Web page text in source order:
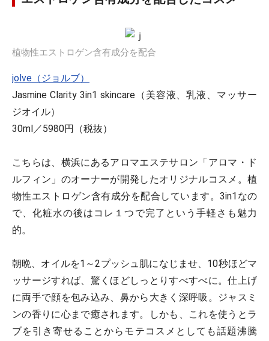
植物性エストロゲン含有成分を配合
jolve（ジョルブ）
Jasmine Clarity 3in1 skincare（美容液、乳液、マッサー
ジオイル）
30ml／5980円（税抜）
こちらは、横浜にあるアロマエステサロン「アロマ・ド
ルフィン」のオーナーが開発したオリジナルコスメ。植
物性エストロゲン含有成分を配合しています。3in1なの
で、化粧水の後はコレ１つで完了という手軽さも魅力
的。
朝晩、オイルを1～2プッシュ肌になじませ、10秒ほどマ
ッサージすれば、驚くほどしっとりすべすべに。仕上げ
に両手で顔を包み込み、鼻から大きく深呼吸。ジャスミ
ンの香りに心まで癒されます。しかも、これを使うとラ
ブを引き寄せることからモテコスメとしても話題沸騰